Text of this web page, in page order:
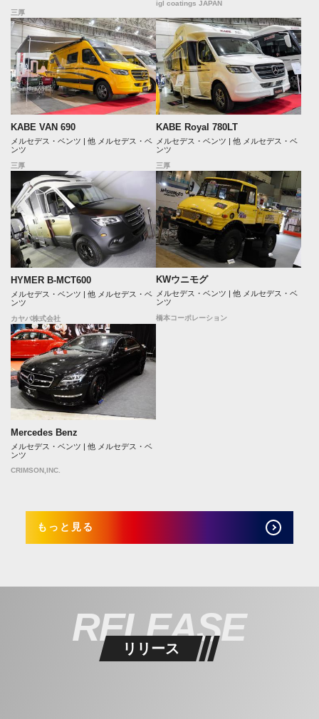
三厚
igl coatings JAPAN
KABE VAN 690
メルセデス・ベンツ | 他 メルセデス・ベ
ンツ
三厚
KABE Royal 780LT
メルセデス・ベンツ | 他 メルセデス・ベ
ンツ
三厚
HYMER B-MCT600
メルセデス・ベンツ | 他 メルセデス・ベ
ンツ
カヤバ株式会社
KWウニモグ
メルセデス・ベンツ | 他 メルセデス・ベ
ンツ
橋本コーポレーション
Mercedes Benz
メルセデス・ベンツ | 他 メルセデス・ベ
ンツ
CRIMSON,INC.
もっと見る
RELEASE
リリース